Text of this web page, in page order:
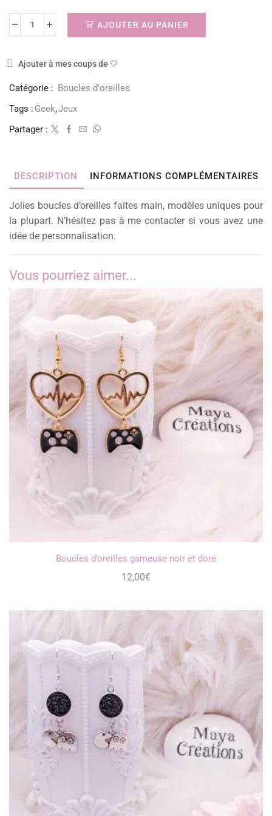
AJOUTER AU PANIER
Ajouter à mes coups de 🤍
Catégorie : Boucles d'oreilles
Tags : Geek,Jeux
Partager :
DESCRIPTION INFORMATIONS COMPLÉMENTAIRES
Jolies boucles d’oreilles faites main, modèles uniques pour
la plupart. N’hésitez pas à me contacter si vous avez une
idée de personnalisation.
Vous pourriez aimer...
Boucles d’oreilles gameuse noir et doré
12,00€